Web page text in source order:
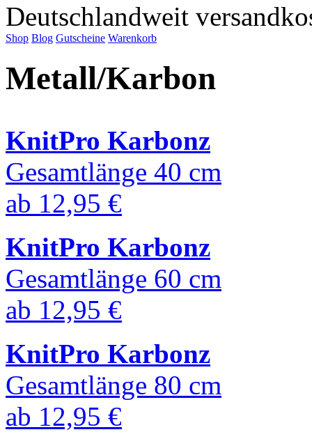
Deutschlandweit
Shop Blog Gutscheine Warenkorb
Metall/Karbon
KnitPro Karbonz
Gesamtlänge 40 cm
ab 12,95 €
KnitPro Karbonz
Gesamtlänge 60 cm
ab 12,95 €
KnitPro Karbonz
Gesamtlänge 80 cm
ab 12,95 €